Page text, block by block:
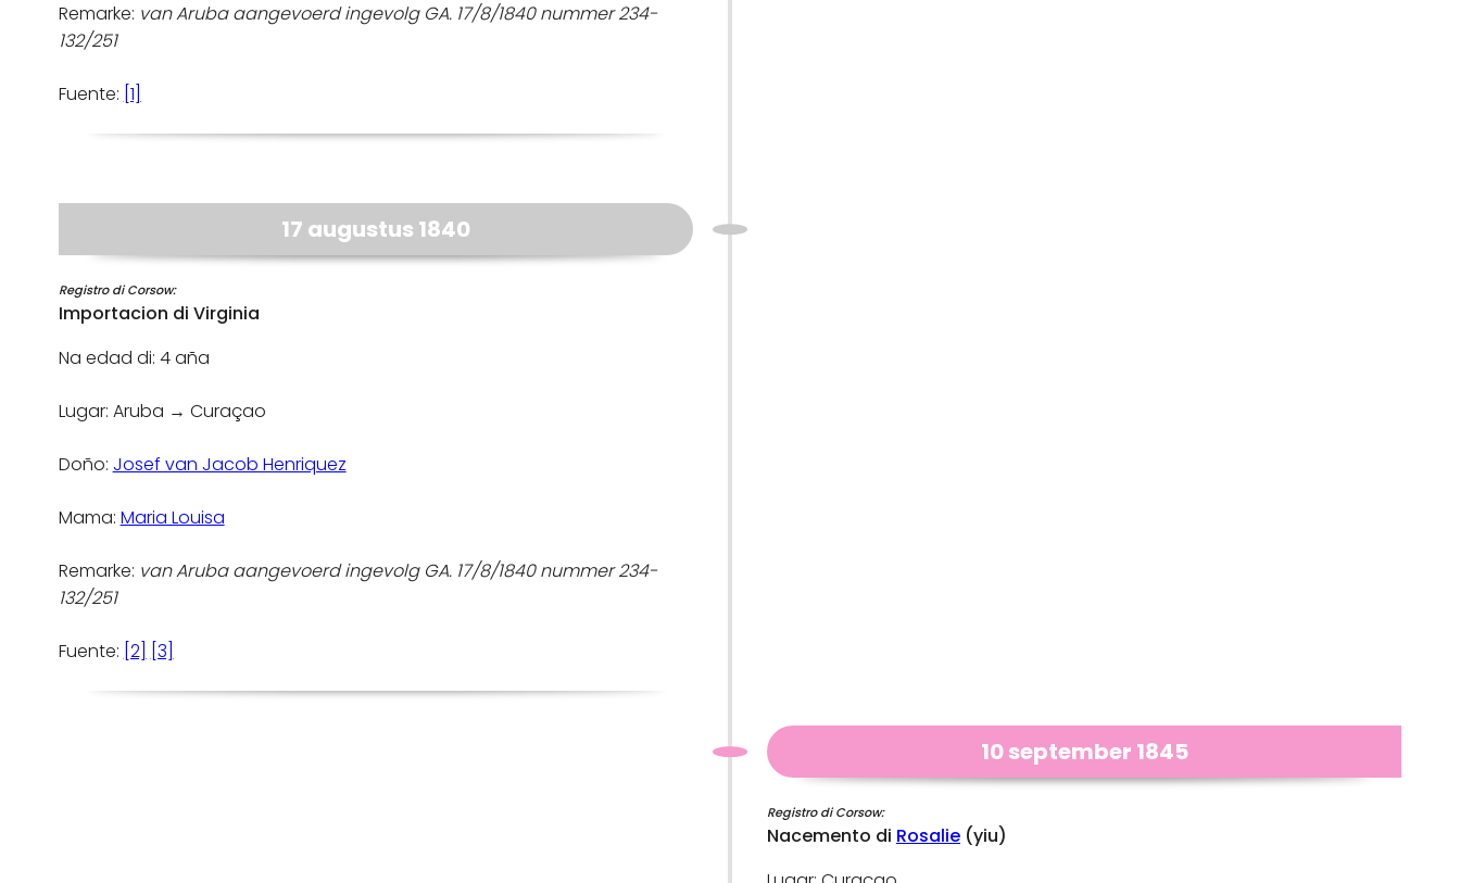
Remarke: van Aruba aangevoerd ingevolg GA. 17/8/1840 nummer 234-
132/251
Fuente: [1]
17 augustus 1840
Registro di Corsow:
Importacion di Virginia
Na edad di: 4 aña
Lugar: Aruba → Curaçao
Doño: Josef van Jacob Henriquez
Mama: Maria Louisa
Remarke: van Aruba aangevoerd ingevolg GA. 17/8/1840 nummer 234-
132/251
Fuente: [2] [3]
10 september 1845
Registro di Corsow:
Nacemento di Rosalie (yiu)